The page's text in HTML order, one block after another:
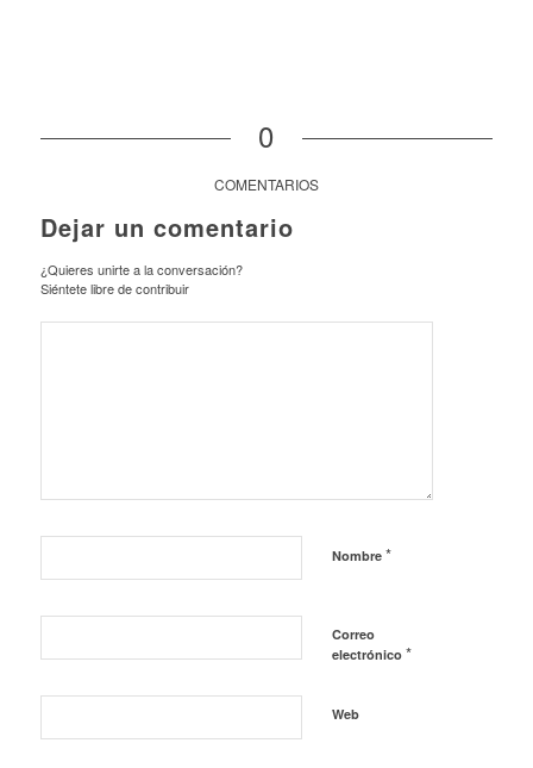
0
COMENTARIOS
Dejar un comentario
¿Quieres unirte a la conversación?
Siéntete libre de contribuir
Nombre *
Correo
electrónico *
Web